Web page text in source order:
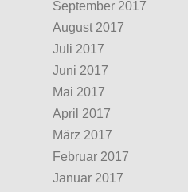
September 2017
August 2017
Juli 2017
Juni 2017
Mai 2017
April 2017
März 2017
Februar 2017
Januar 2017